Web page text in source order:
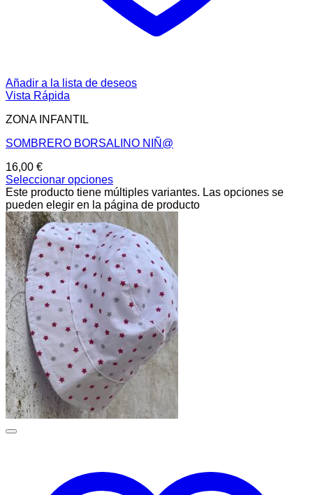
Añadir a la lista de deseos
Vista Rápida
ZONA INFANTIL
SOMBRERO BORSALINO NIÑ@
16,00 €
Seleccionar opciones
Este producto tiene múltiples variantes. Las opciones se
pueden elegir en la página de producto